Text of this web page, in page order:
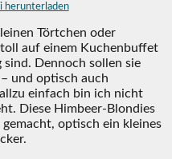
herunterladen
Törtchen oder
auf einem Kuchenbuffet
Dennoch sollen sie
und optisch auch
einfach bin ich nicht
Diese Himbeer-Blondies
optisch ein kleines